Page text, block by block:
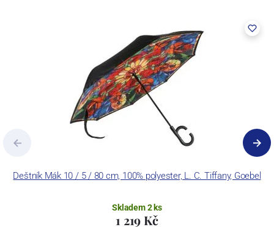
Deštník Mák 10 / 5 / 80 cm, 100% polyester, L. C. Tiffany, Goebel
Skladem 2 ks
1 219 Kč